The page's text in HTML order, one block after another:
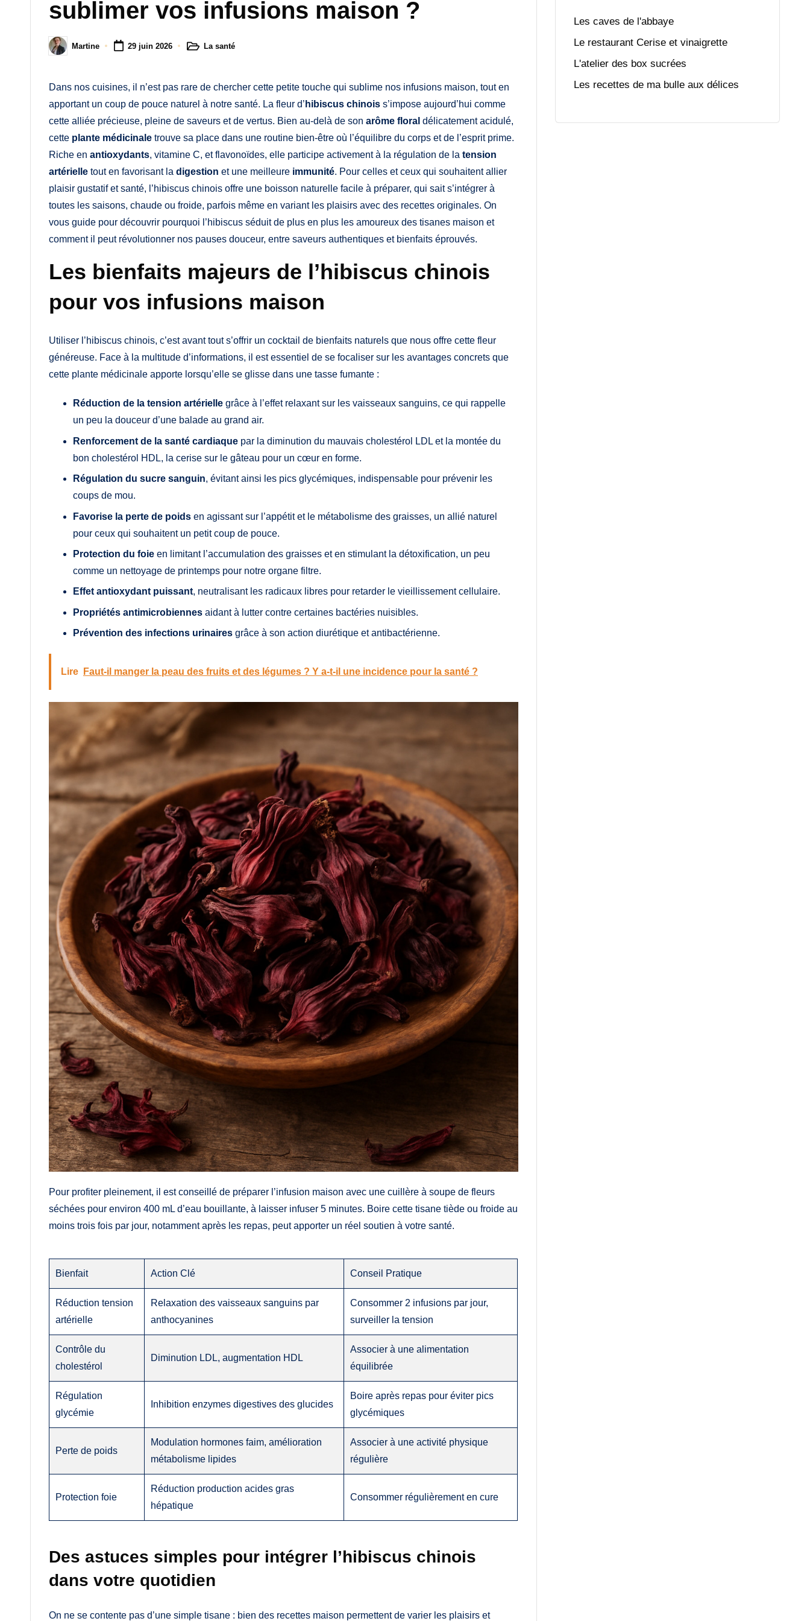
sublimer vos infusions maison ?
PostedMartine 29 juin 2026
PostedLa santé
Dans nos cuisines, il n’est pas rare de chercher cette petite touche qui sublime nos infusions maison, tout en
apportant un coup de pouce naturel à notre santé. La fleur d’ hibiscus chinois s’impose aujourd’hui comme
cette alliée précieuse, pleine de saveurs et de vertus. Bien au-delà de son arôme floral délicatement acidulé,
cette plante médicinale trouve sa place dans une routine bien-être où l’équilibre du corps et de l’esprit prime.
Riche en antioxydants, vitamine C, et flavonoïdes, elle participe activement à la régulation de la tension
artérielle tout en favorisant la digestion et une meilleure immunité. Pour celles et ceux qui souhaitent allier
plaisir gustatif et santé, l’hibiscus chinois offre une boisson naturelle facile à préparer, qui sait s’intégrer à
toutes les saisons, chaude ou froide, parfois même en variant les plaisirs avec des recettes originales. On
vous guide pour découvrir pourquoi l’hibiscus séduit de plus en plus les amoureux des tisanes maison et
comment il peut révolutionner nos pauses douceur, entre saveurs authentiques et bienfaits éprouvés.
Les bienfaits majeurs de l’hibiscus chinois
pour vos infusions maison
Utiliser l’hibiscus chinois, c’est avant tout s’offrir un cocktail de bienfaits naturels que nous offre cette fleur
généreuse. Face à la multitude d’informations, il est essentiel de se focaliser sur les avantages concrets que
cette plante médicinale apporte lorsqu’elle se glisse dans une tasse fumante :
Réduction de la tension artérielle grâce à l’effet relaxant sur les vaisseaux sanguins, ce qui rappelle
un peu la douceur d’une balade au grand air.
Renforcement de la santé cardiaque par la diminution du mauvais cholestérol LDL et la montée du
bon cholestérol HDL, la cerise sur le gâteau pour un cœur en forme.
Régulation du sucre sanguin, évitant ainsi les pics glycémiques, indispensable pour prévenir les
coups de mou.
Favorise la perte de poids en agissant sur l’appétit et le métabolisme des graisses, un allié naturel
pour ceux qui souhaitent un petit coup de pouce.
Protection du foie en limitant l’accumulation des graisses et en stimulant la détoxification, un peu
comme un nettoyage de printemps pour notre organe filtre.
Effet antioxydant puissant, neutralisant les radicaux libres pour retarder le vieillissement cellulaire.
Propriétés antimicrobiennes aidant à lutter contre certaines bactéries nuisibles.
Prévention des infections urinaires grâce à son action diurétique et antibactérienne.
Lire Faut-il manger la peau des fruits et des légumes ? Y a-t-il une incidence pour la santé ?
Pour profiter pleinement, il est conseillé de préparer l’infusion maison avec une cuillère à soupe de fleurs
séchées pour environ 400 mL d’eau bouillante, à laisser infuser 5 minutes. Boire cette tisane tiède ou froide au
moins trois fois par jour, notamment après les repas, peut apporter un réel soutien à votre santé.
Bienfait Action Clé Conseil Pratique
Réduction tension
artérielle
Relaxation des vaisseaux sanguins par
anthocyanines
Consommer 2 infusions par jour,
surveiller la tension
Contrôle du
cholestérol
Diminution LDL, augmentation HDL
Associer à une alimentation
équilibrée
Régulation
glycémie
Inhibition enzymes digestives des glucides
Boire après repas pour éviter pics
glycémiques
Perte de poids
Modulation hormones faim, amélioration
métabolisme lipides
Associer à une activité physique
régulière
Protection foie
Réduction production acides gras
hépatique
Consommer régulièrement en cure
Des astuces simples pour intégrer l’hibiscus chinois
dans votre quotidien
On ne se contente pas d’une simple tisane : bien des recettes maison permettent de varier les plaisirs et
Les caves de l'abbaye
Le restaurant Cerise et vinaigrette
L'atelier des box sucrées
Les recettes de ma bulle aux délices